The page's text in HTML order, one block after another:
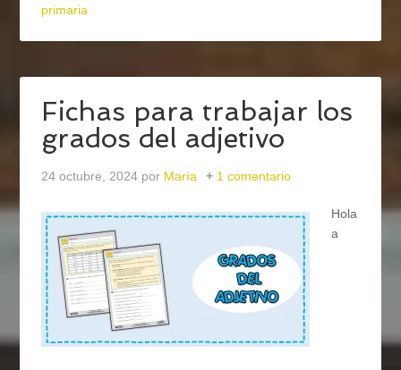
primaria
Fichas para trabajar los
grados del adjetivo
24 octubre, 2024 por María 1 comentario
Hola
a